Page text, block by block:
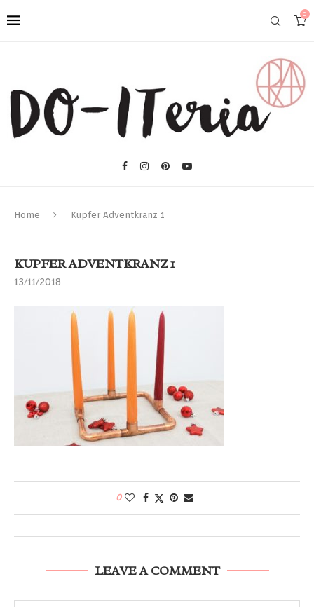
0
Home Kupfer Adventkranz 1
KUPFER ADVENTKRANZ 1
13/11/2018
0
LEAVE A COMMENT